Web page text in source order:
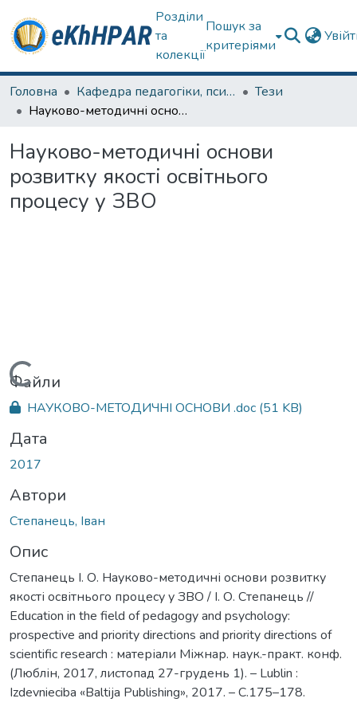
Розділи
та
колекції
Пошук за
критеріями
Головна Кафедра педагогіки, психології, початкової освіти та освітнього менеджменту
Тези
Науково-методичні основи розвитку якості освітнього процесу у ЗВО
Науково-методичні основи
розвитку якості освітнього
процесу у ЗВО
Вантажиться...
Файли
НАУКОВО-МЕТОДИЧНІ ОСНОВИ .doc (51 KB)
Дата
2017
Автори
Степанець, Іван
Опис
Степанець І. О. Науково-методичні основи розвитку
якості освітнього процесу у ЗВО / І. О. Степанець //
Education in the field of pedagogy and psychology:
prospective and priority directions and priority directions of
scientific research : матеріали Міжнар. наук.-практ. конф.
(Люблін, 2017, листопад 27-грудень 1). – Lublin :
Izdevnieciba «Baltija Publishing», 2017. – С.175–178.